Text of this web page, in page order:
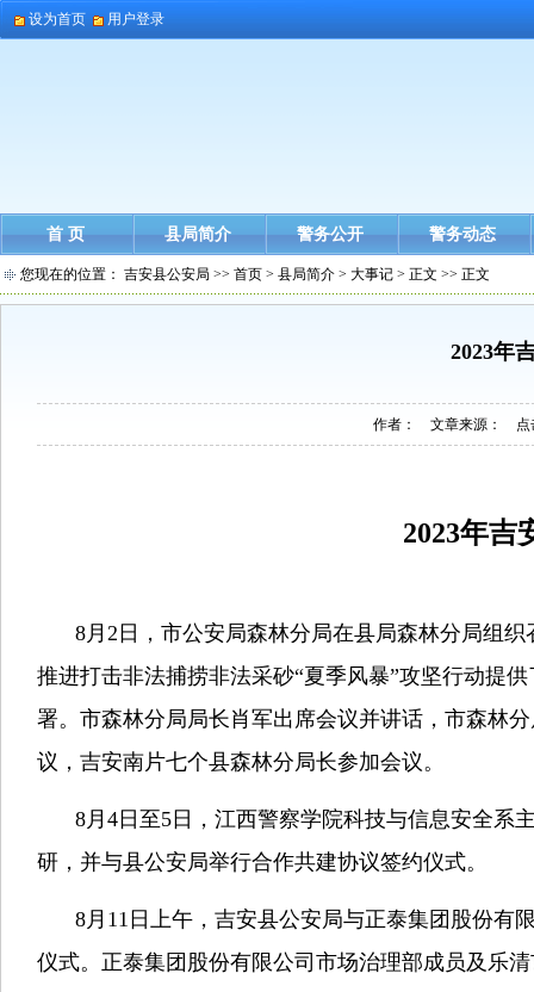
设为首页 用户登录
首 页 县局简介 警务公开 警务动态
您现在的位置： 吉安县公安局 >> 首页 > 县局简介 > 大事记 > 正文 >> 正文
2023年
作者： 文章来源： 点
2023年吉
8月 2 日，市公安局森林分局在县局森林分局组
推进打击非法捕捞非法采砂“夏季风暴”攻坚行动提
署。市森林分局局长肖军出席会议并讲话，市森林
议，吉安南片七个县森林分局长参加会议。
8月 4 日至5 日，江西警察学院科技与信息安全系
研，并与县公安局举行合作共建协议签约仪式。
8月 11 日上午，吉安县公安局与正泰集团股份有
仪式。正泰集团股份有限公司市场治理部成员及乐